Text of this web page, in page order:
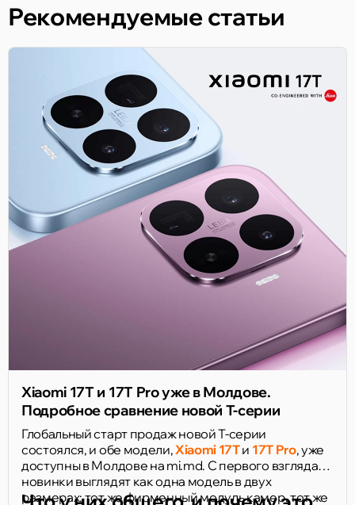
Рекомендуемые статьи
Xiaomi 17T и 17T Pro уже в Молдове.
Подробное сравнение новой T-серии
Глобальный старт продаж новой T-серии
состоялся, и обе модели,Xiaomi 17Tи 17T Pro, уже
доступны в Молдове на mi.md. С первого взгляда
новинки выглядят как одна модель в двух
размерах: тот же фирменный модуль камер, тот же